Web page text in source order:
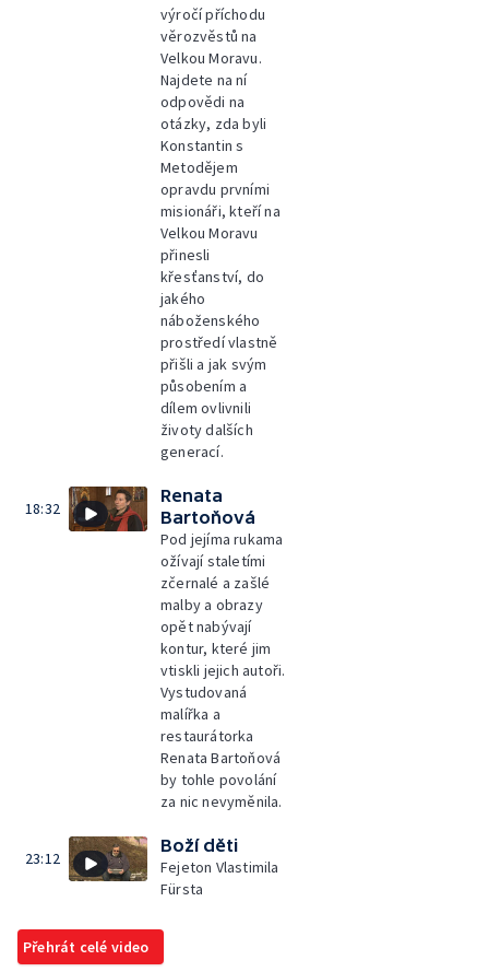
výročí příchodu
věrozvěstů na
Velkou Moravu.
Najdete na ní
odpovědi na
otázky, zda byli
Konstantin s
Metodějem
opravdu prvními
misionáři, kteří na
Velkou Moravu
přinesli
křesťanství, do
jakého
náboženského
prostředí vlastně
přišli a jak svým
působením a
dílem ovlivnili
životy dalších
generací.
18:32
Renata
Bartoňová
Pod jejíma rukama
ožívají staletími
zčernalé a zašlé
malby a obrazy
opět nabývají
kontur, které jim
vtiskli jejich autoři.
Vystudovaná
malířka a
restaurátorka
Renata Bartoňová
by tohle povolání
za nic nevyměnila.
23:12
Boží děti
Fejeton Vlastimila
Fürsta
Přehrát celé video